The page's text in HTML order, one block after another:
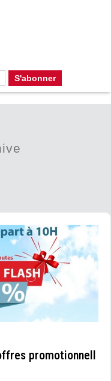
promotionnell